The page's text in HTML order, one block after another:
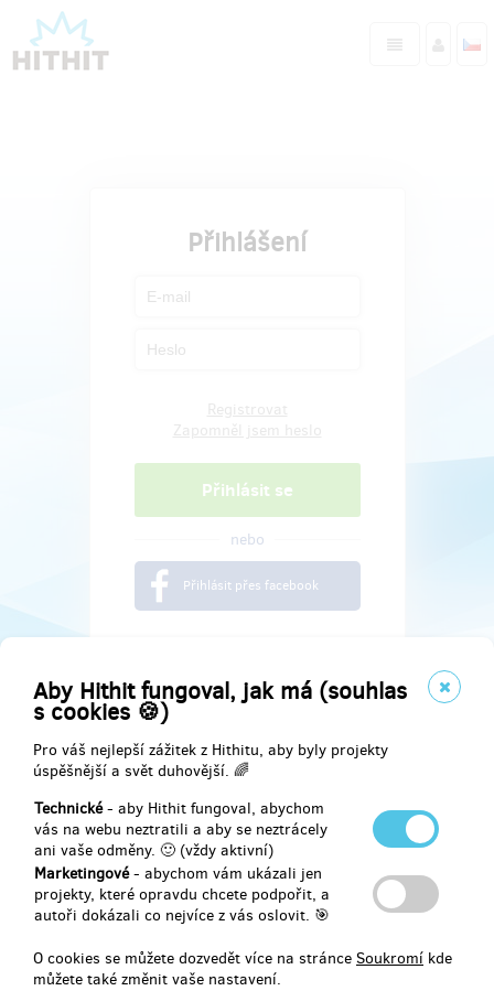
Aby Hithit fungoval, jak má (souhlas
s cookies 🍪)
Pro váš nejlepší zážitek z Hithitu, aby byly projekty
úspěšnější a svět duhovější. 🌈
Technické- aby Hithit fungoval, abychom
vás na webu neztratili a aby se neztrácely
ani vaše odměny. 🙂 (vždy aktivní)
Marketingové- abychom vám ukázali jen
projekty, které opravdu chcete podpořit, a
autoři dokázali co nejvíce z vás oslovit. 🎯
O cookies se můžete dozvedět více na stránce Soukromí kde
můžete také změnit vaše nastavení.
Přihlášení
nebo
Přihlásit přes facebook
Najdete nás na